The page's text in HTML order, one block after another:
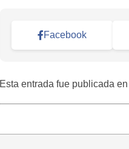
Facebook
Esta entrada fue publicada